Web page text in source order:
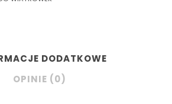
DODATKOWE
OPINIE (0)